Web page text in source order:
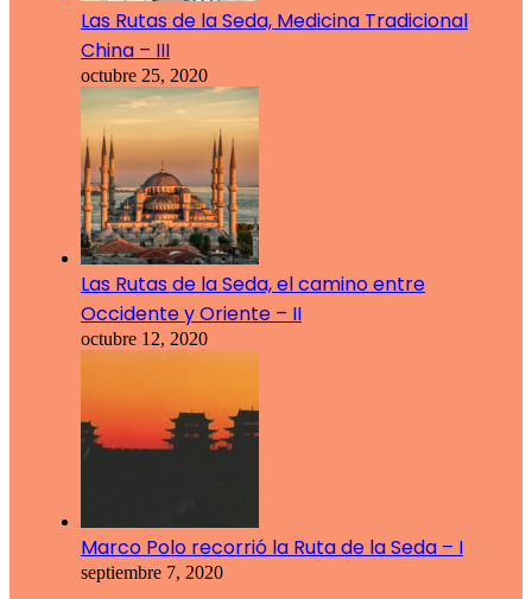
Las Rutas de la Seda, Medicina Tradicional
China – III
octubre 25, 2020
Las Rutas de la Seda, el camino entre
Occidente y Oriente – II
octubre 12, 2020
Marco Polo recorrió la Ruta de la Seda – I
septiembre 7, 2020